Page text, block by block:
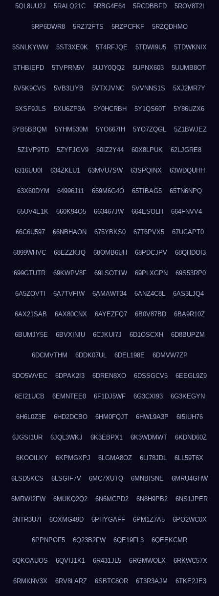
5QL8UU2J 5RALQ21C 5RBG4E64 5RCDBBFD 5ROV8T2I
5RP6DWR8 5RZ72FTS 5RZPCFKF 5RZQDHMO
5SNLKYWW 5ST3XE0K 5T4RFJQE 5TDWI9U5 5TDWKNIX
5THBIEFD 5TVPRN5V 5UJY0QQ2 5UPNX603 5UUMB8OT
5V5K9CVS 5VB3LIYB 5VTXJVNC 5VVNNS1S 5XJ2MR7Y
5XSF9JLS 5XU6ZP3A 5Y0HCRBH 5Y1QS60T 5Y86UZX6
5YB5BBQM 5YHM530M 5YO667IH 5YO7ZQGL 5Z1BWJEZ
5Z1VP9TD 5ZYFJGV9 60IZ2Y44 60X8LPUK 62LJGRE8
6316UU0I 634ZKLU1 63MVU7SW 63SPQINX 63WDQUHH
63X60DYM 64996J11 659M6G4O 65TIBAG5 65TN6NPQ
65UV4E1K 660K94O5 663467JW 664ESOLH 664FNVV4
66C6U597 66NBHAON 675YBKS0 67T6PVX5 67UCAPT0
6899WHVC 68EZZKJQ 68OMB6UH 68PDCJPV 68QHDOI3
699GTUTR 69KWPV8F 69LSOT1W 69PLXGPN 69S53RP0
6A5ZOVTI 6A7TVFIW 6AMAWT34 6ANZ4C8L 6AS3LJQ4
6AX21SAB 6AX80CNX 6AYEZFQ7 6B0V87BD 6BA9R10Z
6BUMJY5E 6BVXINIU 6CJKUI7J 6D1OSCXH 6D8BUPZM
6DCMVTHM 6DDK07UL 6DEL198E 6DMVW7ZP
6DO5WVEC 6DPAK2I3 6DREN8XO 6DSSGCV5 6EEGL9Z9
6EI21UCB 6EMNTEE0 6F1DJ5WF 6G3CXI93 6G3KEGYN
6H6L0Z3E 6HD2DCBO 6HM0FQJT 6HWL9A3P 6I5IUH76
6JGSI1UR 6JQL3WKJ 6K3EBPX1 6K3WDMWT 6KDND60Z
6KOOILKY 6KPMGXPJ 6LGMA8OZ 6LI78JDL 6LL59T6X
6LSD5KCS 6LSGIF7V 6MC7XUTQ 6MNBISNE 6MRU4GHW
6MRWI2FW 6MUKQ2Q2 6N6MCPD2 6N8H9PB2 6NS1JPER
6NTR3U7I 6OXMG49D 6PHYGAFF 6PM1Z7A5 6PO2WC0X
6PPNPOF5 6Q23B2FW 6QE19FL3 6QEEKCMR
6QKOAUOS 6QVIJ1K1 6R431JL5 6RGMWOLX 6RKWC57X
6RMKNV3X 6RV8LARZ 6SBTC8OR 6T3R3AJM 6TKE2JE3